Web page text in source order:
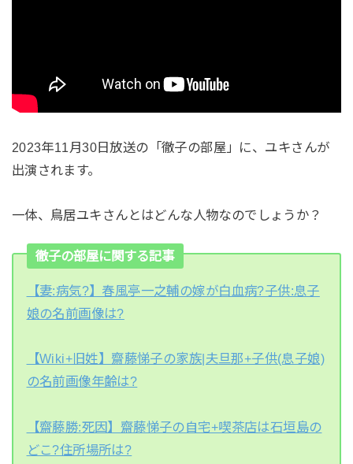
2023年11月30日放送の「徹子の部屋」に、ユキさんが
出演されます。
一体、鳥居ユキさんとはどんな人物なのでしょうか？
徹子の部屋に関する記事
【妻:病気?】春風亭一之輔の嫁が白血病?子供:息子
娘の名前画像は?
【Wiki+旧姓】齋藤悌子の家族|夫旦那+子供(息子娘)
の名前画像年齢は?
【齋藤勝:死因】齋藤悌子の自宅+喫茶店は石垣島の
どこ?住所場所は?